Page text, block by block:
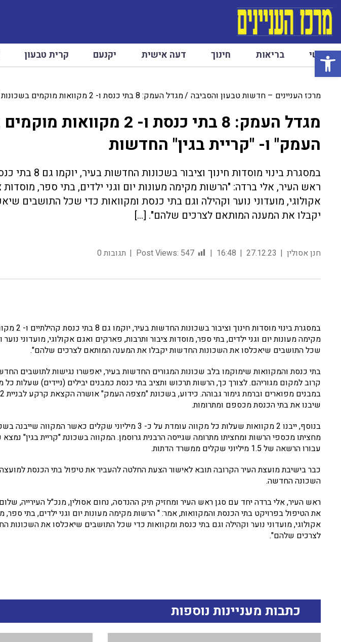
פתח סרגל נגישות
ראשי בריאות חינוך דעה אישית יקנעם קרית טבעון
מרכז העניינים – חדשות טבעון והסביבה מגדל העמק: 8 בתי כנסת ו- 2 מקוואות מוקמים בשכונות "מצפה העמק" ו- "קריית בגין" החדשות
מגדל העמק: 8 בתי כנסת ו- 2
העמק" ו- "קריית בגין" החדשות
ראש העיר, אלי ברדה: "הרשות מקימה מעונות יום וגני ילדים, בתי ספר,
אקולוגי, מועדוני נוער וקהילה וגם בתי כנסת ומקוואות כדי שכל התושבים
יקבלו את המענה המותאם לצרכים שלהם". […]
חנן אסולין 27.12.23
16:48
Post Views: 547 תגובות 0
במסגרת
מקימה מעונות יום וגני ילדים, בתי ספר, מוסדות ציבור ותרבות, פארקים ואגם אקולוגי, מועדוני
שכל התושבים שיאכלסו את השכונות החדשות יקבלו את המענה המותאם לצרכים שלהם".
בתי כנסת והמקוואות שימוקמו בלב שכונות המגורים החדשות בעיר, יאפשרו נגישות לתושבים
קרוב למקום מגוריהם. לצורך כך, הרשות תרכוש ותציב בתי כנסת כמבנים יבילים (ניידים) שעלות
שיבנו את בתי הכנסת מכספם ומתרומות.
בנוסף, ייבנו 2 מקוואות שעלות כל מקווה עומדת על כ- 3 מיליוני
מחציתו מכספי הרשות ומחציתו מתרומה שגייסה הרבנית גרוסמן. המקווה בשכונת "קריית בגין"
עבורו הרשאה של 1.5 מיליוני שקלים ממשרד הדתות.
כבר בישיבת מועצת העיר הקרובה תובא לאישור הצעת החלטה להעביר את טיפול בתי הכנסת
השכונה החדשה.
ראש העיר, אלי ברדה יחד עם סגן ראש העיר ומחזיק תיק ההנדסה, נחום אסולין, מנכ"ל העירייה,
את הטיפול בפרויקט בתי הכנסת והמקוואות, אמר: " הרשות מקימה מעונות יום וגני ילדים, בתי ספר,
אקולוגי, מועדוני נוער וקהילה וגם בתי כנסת ומקוואות כדי שכל התושבים שיאכלסו את
לצרכים שלהם".
כתבות מעניינות נוספות